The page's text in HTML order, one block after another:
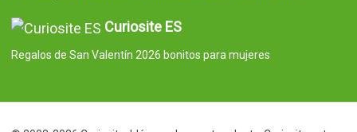
Curiosite ES
Regalos de San Valentín 2026 bonitos para mujeres